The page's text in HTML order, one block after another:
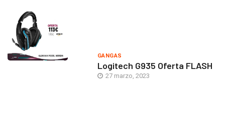
GANGAS
Logitech G935 Oferta FLASH
27 marzo, 2023